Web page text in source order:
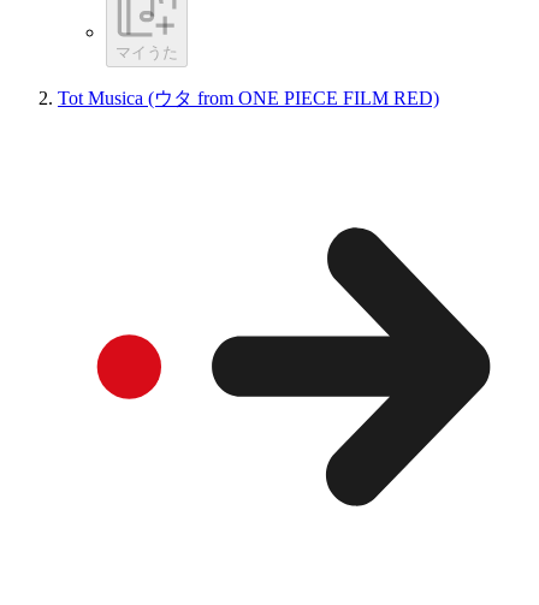
マイうた
Tot Musica (ウタ from ONE PIECE FILM RED)